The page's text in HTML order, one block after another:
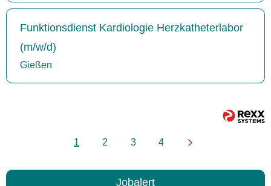
Funktionsdienst Kardiologie Herzkatheterlabor
(m/w/d)
Gießen
1 2 3 4
Jobalert